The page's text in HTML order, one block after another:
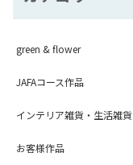
green & flower
JAFAコース作品
インテリア雑貨・生活雑貨
お客様作品